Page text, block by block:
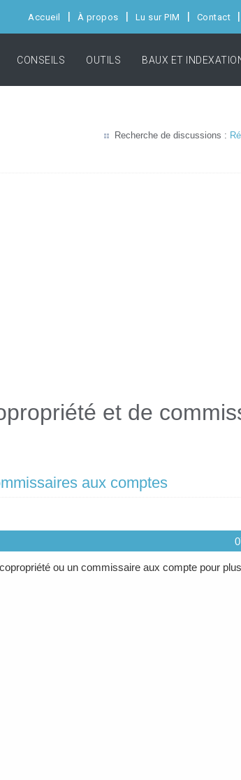
Accueil À propos Lu sur PIM Contact
CONSEILS OUTILS BAUX ET
Recherche de discussions :
et de
aux comptes
ou un commissaire aux compte pour